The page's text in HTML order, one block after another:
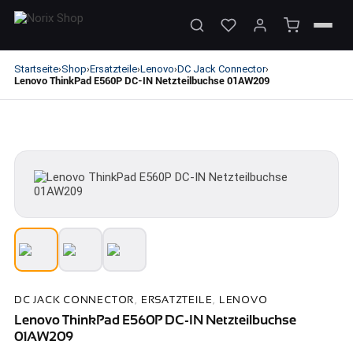
Startseite›Shop›Ersatzteile›Lenovo›DC Jack Connector›
Lenovo ThinkPad E560P DC-IN Netzteilbuchse 01AW209
DC JACK CONNECTOR, ERSATZTEILE, LENOVO
Lenovo ThinkPad E560P DC-IN Netzteilbuchse
01AW209